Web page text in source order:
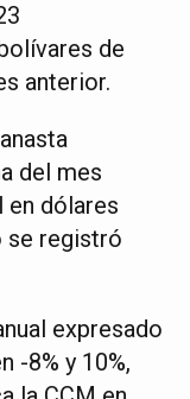
de
anterior.
del mes
dólares
se registró
expresado
-8% y 10%,